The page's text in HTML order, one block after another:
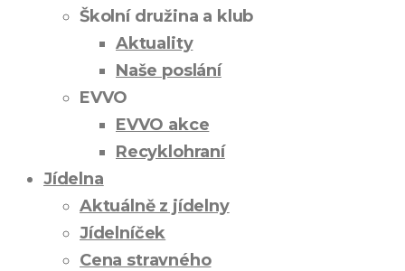
Školní družina a klub
Aktuality
Naše poslání
EVVO
EVVO akce
Recyklohraní
Jídelna
Aktuálně z jídelny
Jídelníček
Cena stravného